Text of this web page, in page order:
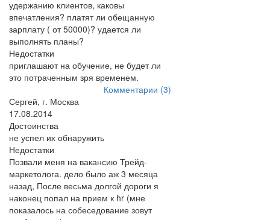
удержанию клиентов, каковы
впечатления? платят ли обещанную
зарплату ( от 50000)? удается ли
выполнять планы?
Недостатки
приглашают на обучение, не будет ли
это потраченным зря временем.
Комментарии (3)
Сергей, г. Москва
17.08.2014
Достоинства
не успел их обнаружить
Недостатки
Позвали меня на вакансию Трейд-
маркетолога. дело было аж 3 месяца
назад, После весьма долгой дороги я
наконец попал на прием к hr (мне
показалось на собеседование зовут